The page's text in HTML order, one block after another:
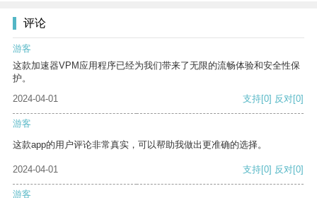
评论
游客
这款加速器VPM应用程序已经为我们带来了无限的流畅体验和安全性保
护。
2024-04-01
支持[0] 反对[0]
游客
这款app的用户评论非常真实，可以帮助我做出更准确的选择。
2024-04-01 支持[0] 反对[0]
游客